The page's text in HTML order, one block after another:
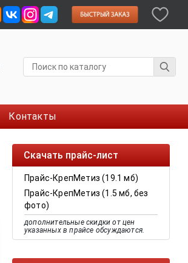
Контакты
Скачать прайс-лист
Прайс-КрепМетиз (19.1 мб)
Прайс-КрепМетиз (1.5 мб, без
фото)
дополнительные скидки от цен
указанных в прайсе обсуждаются.